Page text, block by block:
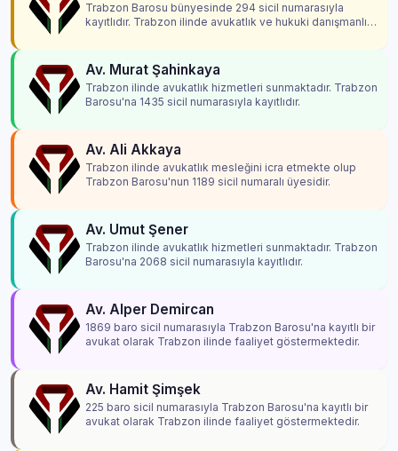
Trabzon Barosu bünyesinde 294 sicil numarasıyla
kayıtlıdır. Trabzon ilinde avukatlık ve hukuki danışmanlık
Av. Murat Şahinkaya
Trabzon ilinde avukatlık hizmetleri sunmaktadır. Trabzon
Barosu'na 1435 sicil numarasıyla kayıtlıdır.
Av. Ali Akkaya
Trabzon ilinde avukatlık mesleğini icra etmekte olup
Trabzon Barosu'nun 1189 sicil numaralı üyesidir.
Av. Umut Şener
Trabzon ilinde avukatlık hizmetleri sunmaktadır. Trabzon
Barosu'na 2068 sicil numarasıyla kayıtlıdır.
Av. Alper Demircan
1869 baro sicil numarasıyla Trabzon Barosu'na kayıtlı bir
avukat olarak Trabzon ilinde faaliyet göstermektedir.
Av. Hamit Şimşek
225 baro sicil numarasıyla Trabzon Barosu'na kayıtlı bir
avukat olarak Trabzon ilinde faaliyet göstermektedir.